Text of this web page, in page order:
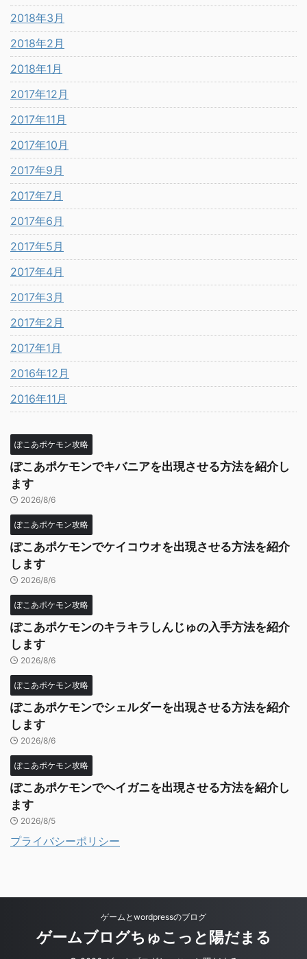
2018年3月
2018年2月
2018年1月
2017年12月
2017年11月
2017年10月
2017年9月
2017年7月
2017年6月
2017年5月
2017年4月
2017年3月
2017年2月
2017年1月
2016年12月
2016年11月
ぽこあポケモン攻略
ぽこあポケモンでキバニアを出現させる方法を紹介し
ます
2026/8/6
ぽこあポケモン攻略
ぽこあポケモンでケイコウオを出現させる方法を紹介
します
2026/8/6
ぽこあポケモン攻略
ぽこあポケモンのキラキラしんじゅの入手方法を紹介
します
2026/8/6
ぽこあポケモン攻略
ぽこあポケモンでシェルダーを出現させる方法を紹介
します
2026/8/6
ぽこあポケモン攻略
ぽこあポケモンでヘイガニを出現させる方法を紹介し
ます
2026/8/5
プライバシーポリシー
ゲームとwordpressのブログ
ゲームブログちゅこっと陽だまる